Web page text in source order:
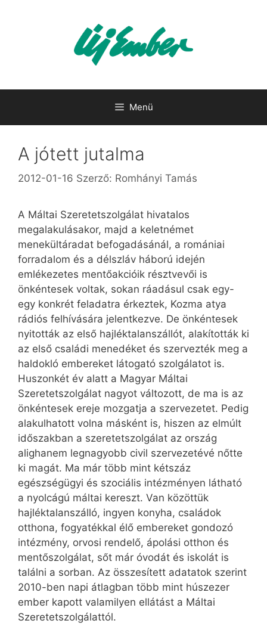
Menü
A jótett jutalma
2012-01-16 Szerző: Romhányi Tamás
A Máltai Szeretetszolgálat hivatalos
megalakulásakor, majd a keletnémet
menekültáradat befogadásánál, a romániai
forradalom és a délszláv háború idején
emlékezetes mentőakcióik résztvevői is
önkéntesek voltak, sokan ráadásul csak egy-
egy konkrét feladatra érkeztek, Kozma atya
rádiós felhívására jelentkezve. De önkéntesek
nyitották az első hajléktalanszállót, alakították ki
az első családi menedéket és szervezték meg a
haldokló embereket látogató szolgálatot is.
Huszonkét év alatt a Magyar Máltai
Szeretetszolgálat nagyot változott, de ma is az
önkéntesek ereje mozgatja a szervezetet. Pedig
alakulhatott volna másként is, hiszen az elmúlt
időszakban a szeretetszolgálat az ország
alighanem legnagyobb civil szervezetévé nőtte
ki magát. Ma már több mint kétszáz
egészségügyi és szociális intézményen látható
a nyolcágú máltai kereszt. Van közöttük
hajléktalanszálló, ingyen konyha, családok
otthona, fogyatékkal élő embereket gondozó
intézmény, orvosi rendelő, ápolási otthon és
mentőszolgálat, sőt már óvodát és iskolát is
találni a sorban. Az összesített adatatok szerint
2010-ben napi átlagban több mint húszezer
ember kapott valamilyen ellátást a Máltai
Szeretetszolgálattól.